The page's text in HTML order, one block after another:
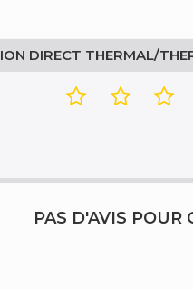
DIRECT THERMAL/
PAS D'AVIS POUR